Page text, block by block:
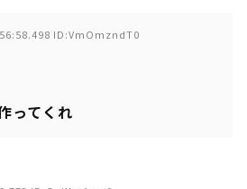
ID:VmOmzndT0
ってくれ